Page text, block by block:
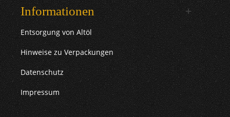
Informationen
Entsorgung von Altöl
Hinweise zu Verpackungen
Datenschutz
Impressum